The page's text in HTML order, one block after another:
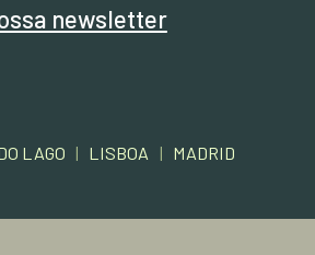
newsletter
LAGO | LISBOA | MADRID